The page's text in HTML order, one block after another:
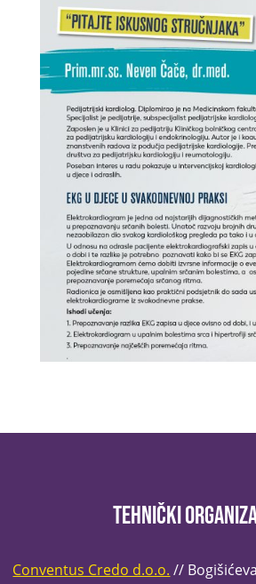
Tehnički
Conventus Credo d.o.o. //